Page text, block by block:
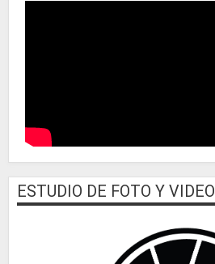
ESTUDIO DE FOTO Y VIDEO